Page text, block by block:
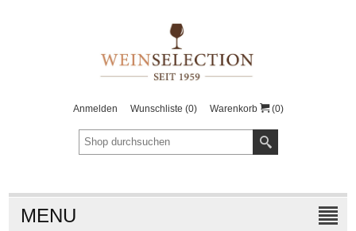
Anmelden Wunschliste (0) Warenkorb (0)
MENU